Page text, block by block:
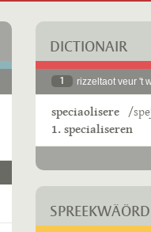
DICTIONAIR
1 rizzeltaot veur 't
speciaolisere /
1. specialiseren